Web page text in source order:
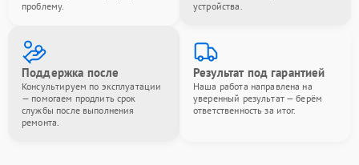
проблему.
устройства.
Поддержка после
Консультируем по эксплуатации
— помогаем продлить срок
службы после выполнения
ремонта.
Результат под гарантией
Наша работа направлена на
уверенный результат — берём
ответственность за итог.